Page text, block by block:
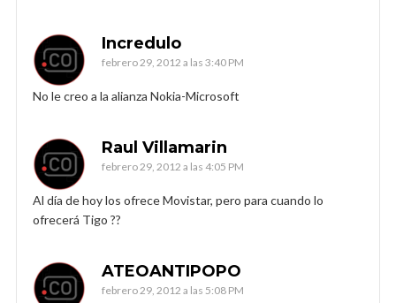
Incredulo
febrero 29, 2012 a las 3:40 PM
No le creo a la alianza Nokia-Microsoft
Raul Villamarin
febrero 29, 2012 a las 4:05 PM
Al día de hoy los ofrece Movistar, pero para cuando lo
ofrecerá Tigo ??
ATEOANTIPOPO
febrero 29, 2012 a las 5:08 PM